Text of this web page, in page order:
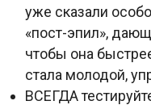
уже сказали
«пост-эпил»,
чтобы она
стала молодой,
ВСЕГДА